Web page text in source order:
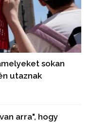
sokan
utaznak
arra", hogy